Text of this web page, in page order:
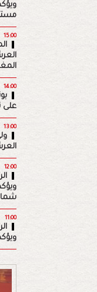
15:00
14:00
على
13:00
12:00
11:00